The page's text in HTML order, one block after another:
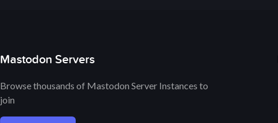
Mastodon Servers
Browse thousands of Mastodon Server Instances to
join